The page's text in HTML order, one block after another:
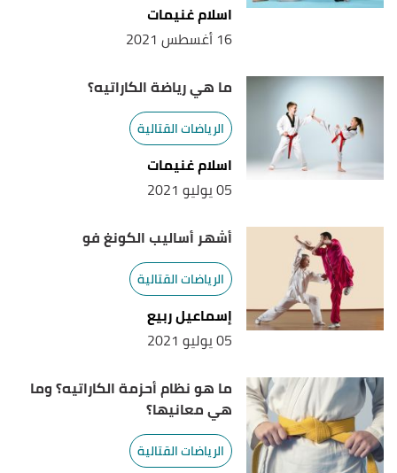
اسلام غنيمات
16 أغسطس 2021
ما هي رياضة الكاراتيه؟
الرياضات القتالية
اسلام غنيمات
05 يوليو 2021
أشهر أساليب الكونغ فو
الرياضات القتالية
إسماعيل ربيع
05 يوليو 2021
ما هو نظام أحزمة الكاراتيه؟ وما
هي معانيها؟
الرياضات القتالية